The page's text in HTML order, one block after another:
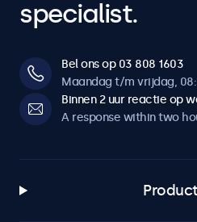
specialist.
Bel ons op 03 808 1603
Maandag t/m vrijdag,
Binnen 2 uur reactie op
A response within two